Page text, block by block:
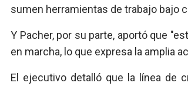
sumen herramientas de trabajo bajo
Y Pacher, por su parte, aportó que
en marcha, lo que expresa la amplia
El ejecutivo detalló que la línea de